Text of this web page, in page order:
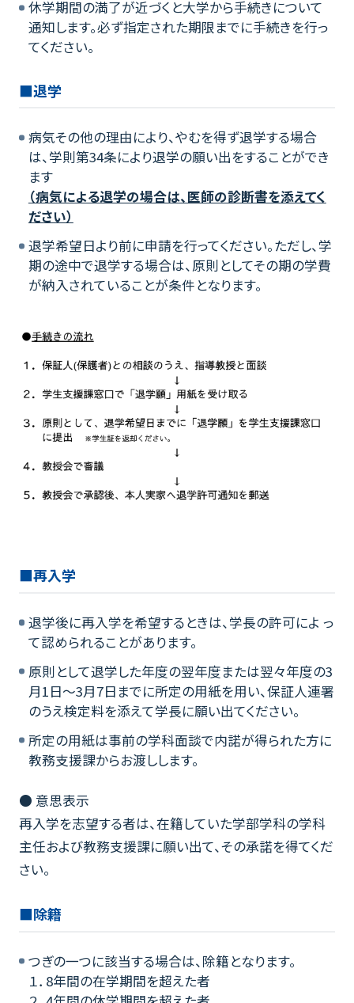
休学期間の満了が近づくと大学から手続きについて
通知します。必ず指定された期限までに手続きを行っ
てください。
■退学
病気その他の理由により、やむを得ず退学する場合
は、学則第34条により退学の願い出をすることができ
ます
（病気による退学の場合は、医師の診断書を添えてく
ださい）
退学希望日より前に申請を行ってください。ただし、学
期の途中で退学する場合は、原則としてその期の学費
が納入されていることが条件となります。
■再入学
退学後に再入学を希望するときは、学長の許可によ っ
て認められることがあります。
原則として退学した年度の翌年度または翌々年度の3
月1日～3月7日までに所定の用紙を用い、保証人連署
のうえ検定料を添えて学長に願い出てください。
所定の用紙は事前の学科面談で内諾が得られた方に
教務支援課からお渡しします。
● 意思表示
再入学を志望する者は、在籍していた学部学科の学科
主任および教務支援課に願い出て、その承諾を得てくだ
さい。
■除籍
つぎの一つに該当する場合は、除籍となります。
１．8年間の在学期間を超えた者